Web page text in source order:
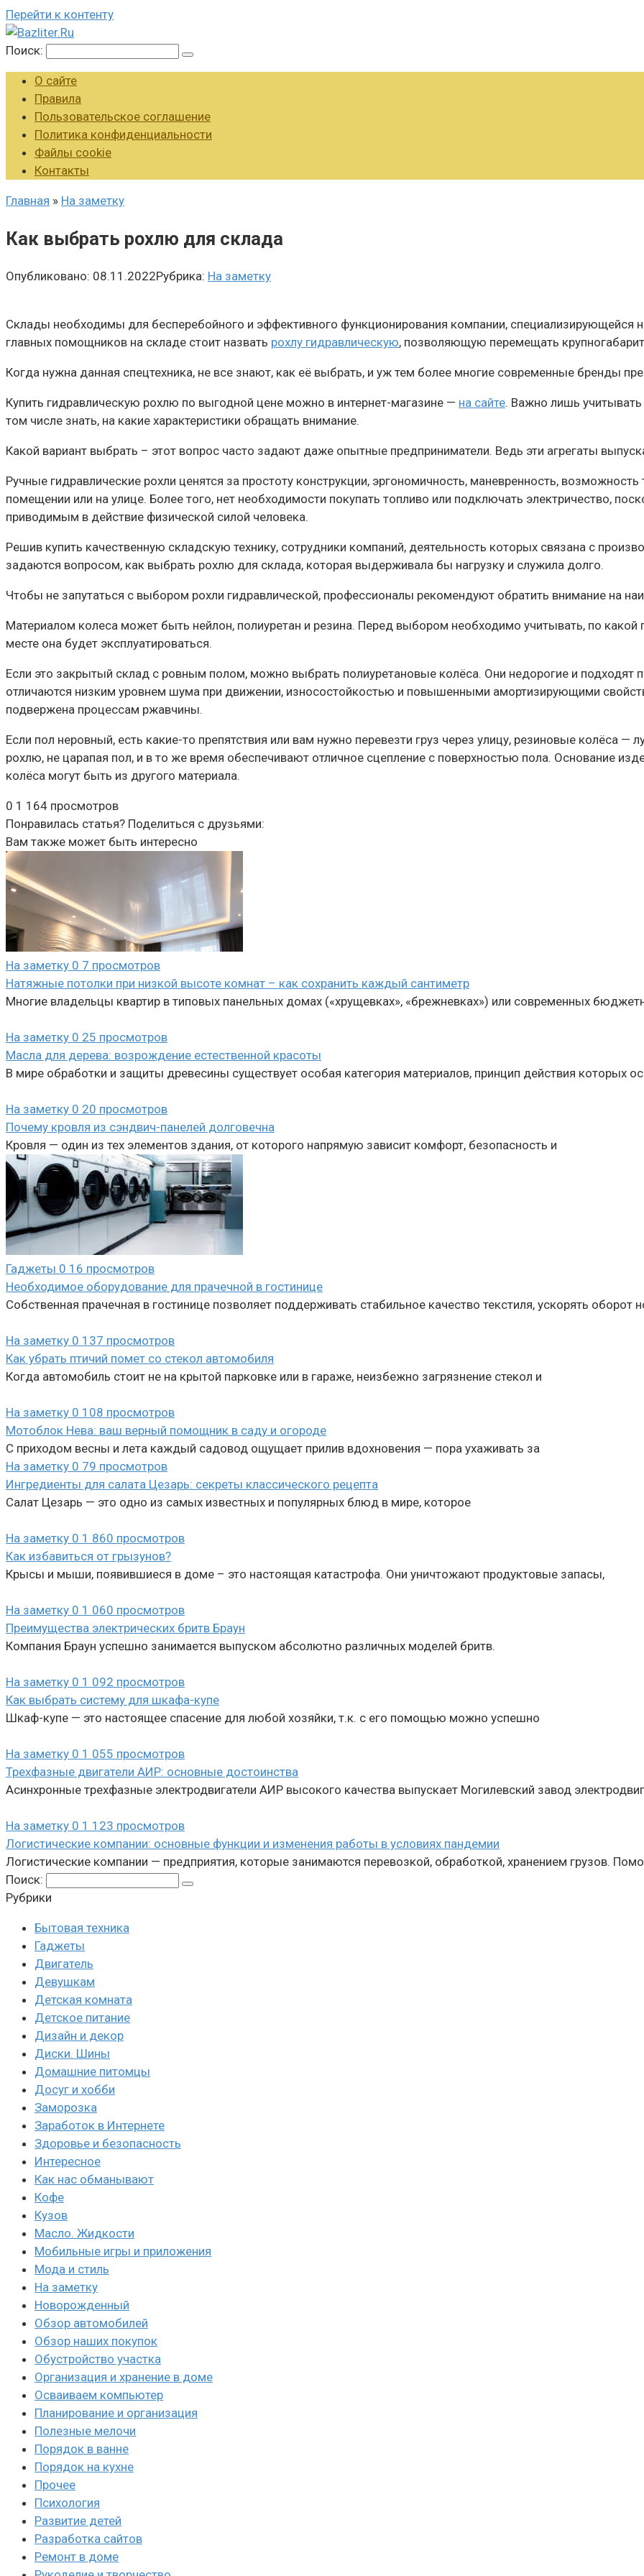
Перейти к контенту
Поиск:
О сайте
Правила
Пользовательское соглашение
Политика конфиденциальности
Файлы cookie
Контакты
Главная » На заметку
Как выбрать рохлю для склада
Опубликовано: 08.11.2022Рубрика: На заметку
Склады необходимы для бесперебойного и эффективного функционирования компании, специализирующейся
главных помощников на складе стоит назвать рохлу гидравлическую, позволяющую перемещать
Когда нужна данная спецтехника, не все знают, как её выбрать, и уж тем более многие современные бренды
Купить гидравлическую рохлю по выгодной цене можно в интернет-магазине — на сайте. Важно лишь
том числе знать, на какие характеристики обращать внимание.
Какой вариант выбрать – этот вопрос часто задают даже опытные предприниматели. Ведь эти агрегаты
Ручные гидравлические рохли ценятся за простоту конструкции, эргономичность, маневренность,
помещении или на улице. Более того, нет необходимости покупать топливо или подключать электричество,
приводимым в действие физической силой человека.
Решив купить качественную складскую технику, сотрудники компаний, деятельность которых связана с
задаются вопросом, как выбрать рохлю для склада, которая выдерживала бы нагрузку и служила долго.
Чтобы не запутаться с выбором рохли гидравлической, профессионалы рекомендуют обратить внимание на
Материалом колеса может быть нейлон, полиуретан и резина. Перед выбором необходимо учитывать, по какой
месте она будет эксплуатироваться.
Если это закрытый склад с ровным полом, можно выбрать полиуретановые колёса. Они недорогие и подходят
отличаются низким уровнем шума при движении, износостойкостью и повышенными амортизирующими
подвержена процессам ржавчины.
Если пол неровный, есть какие-то препятствия или вам нужно перевезти груз через улицу, резиновые колёса
рохлю, не царапая пол, и в то же время обеспечивают отличное сцепление с поверхностью пола. Основание
колёса могут быть из другого материала.
0 1 164 просмотров
Понравилась статья? Поделиться с друзьями:
Вам также может быть интересно
На заметку 0 7 просмотров
Натяжные потолки при низкой высоте комнат – как сохранить каждый сантиметр
Многие владельцы квартир в типовых панельных домах («хрущевках», «брежневках») или современных
На заметку 0 25 просмотров
Масла для дерева: возрождение естественной красоты
В мире обработки и защиты древесины существует особая категория материалов, принцип действия которых
На заметку 0 20 просмотров
Почему кровля из сэндвич-панелей долговечна
Кровля — один из тех элементов здания, от которого напрямую зависит комфорт, безопасность и
Гаджеты 0 16 просмотров
Необходимое оборудование для прачечной в гостинице
Собственная прачечная в гостинице позволяет поддерживать стабильное качество текстиля, ускорять оборот
На заметку 0 137 просмотров
Как убрать птичий помет со стекол автомобиля
Когда автомобиль стоит не на крытой парковке или в гараже, неизбежно загрязнение стекол и
На заметку 0 108 просмотров
Мотоблок Нева: ваш верный помощник в саду и огороде
С приходом весны и лета каждый садовод ощущает прилив вдохновения — пора ухаживать за
На заметку 0 79 просмотров
Ингредиенты для салата Цезарь: секреты классического рецепта
Салат Цезарь — это одно из самых известных и популярных блюд в мире, которое
На заметку 0 1 860 просмотров
Как избавиться от грызунов?
Крысы и мыши, появившиеся в доме – это настоящая катастрофа. Они уничтожают продуктовые запасы,
На заметку 0 1 060 просмотров
Преимущества электрических бритв Браун
Компания Браун успешно занимается выпуском абсолютно различных моделей бритв.
На заметку 0 1 092 просмотров
Как выбрать систему для шкафа-купе
Шкаф-купе — это настоящее спасение для любой хозяйки, т.к. с его помощью можно успешно
На заметку 0 1 055 просмотров
Трехфазные двигатели АИР: основные достоинства
Асинхронные трехфазные электродвигатели АИР высокого качества выпускает Могилевский завод
На заметку 0 1 123 просмотров
Логистические компании: основные функции и изменения работы в условиях пандемии
Логистические компании — предприятия, которые занимаются перевозкой, обработкой, хранением грузов.
Поиск:
Рубрики
Бытовая техника
Гаджеты
Двигатель
Девушкам
Детская комната
Детское питание
Дизайн и декор
Диски. Шины
Домашние питомцы
Досуг и хобби
Заморозка
Заработок в Интернете
Здоровье и безопасность
Интересное
Как нас обманывают
Кофе
Кузов
Масло. Жидкости
Мобильные игры и приложения
Мода и стиль
На заметку
Новорожденный
Обзор автомобилей
Обзор наших покупок
Обустройство участка
Организация и хранение в доме
Осваиваем компьютер
Планирование и организация
Полезные мелочи
Порядок в ванне
Порядок на кухне
Прочее
Психология
Развитие детей
Разработка сайтов
Ремонт в доме